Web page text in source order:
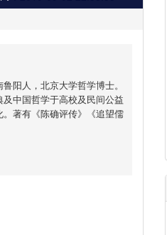
阳人，北京大学哲学博士。
中国哲学于高校及民间公益
著有《陈确评传》《追望儒